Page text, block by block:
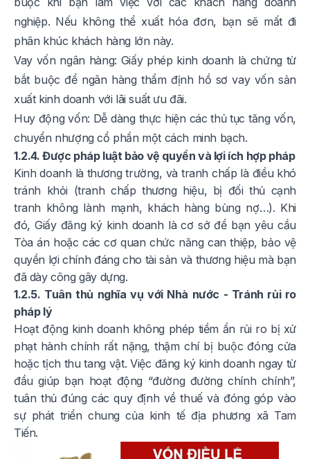
nghiệp. Nếu không thể xuất hóa đơn, bạn sẽ mất đi
phân khúc khách hàng lớn này.
Vay vốn ngân hàng: Giấy phép kinh doanh là chứng từ
bắt buộc để ngân hàng thẩm định hồ sơ vay vốn sản
xuất kinh doanh với lãi suất ưu đãi.
Huy động vốn: Dễ dàng thực hiện các thủ tục tăng vốn,
chuyển nhượng cổ phần một cách minh bạch.
1.2.4. Được pháp luật bảo vệ quyền và lợi ích hợp pháp
Kinh doanh là thương trường, và tranh chấp là điều khó
tránh khỏi (tranh chấp thương hiệu, bị đối thủ cạnh
tranh không lành mạnh, khách hàng bùng nợ…). Khi
đó, Giấy đăng ký kinh doanh là cơ sở để bạn yêu cầu
Tòa án hoặc các cơ quan chức năng can thiệp, bảo vệ
quyền lợi chính đáng cho tài sản và thương hiệu mà bạn
đã dày công gây dựng.
1.2.5. Tuân thủ nghĩa vụ với Nhà nước - Tránh rủi ro
pháp lý
Hoạt động kinh doanh không phép tiềm ẩn rủi ro bị xử
phạt hành chính rất nặng, thậm chí bị buộc đóng cửa
hoặc tịch thu tang vật. Việc đăng ký kinh doanh ngay từ
đầu giúp bạn hoạt động “đường đường chính chính”,
tuân thủ đúng các quy định về thuế và đóng góp vào
sự phát triển chung của kinh tế địa phương xã Tam
Tiến.